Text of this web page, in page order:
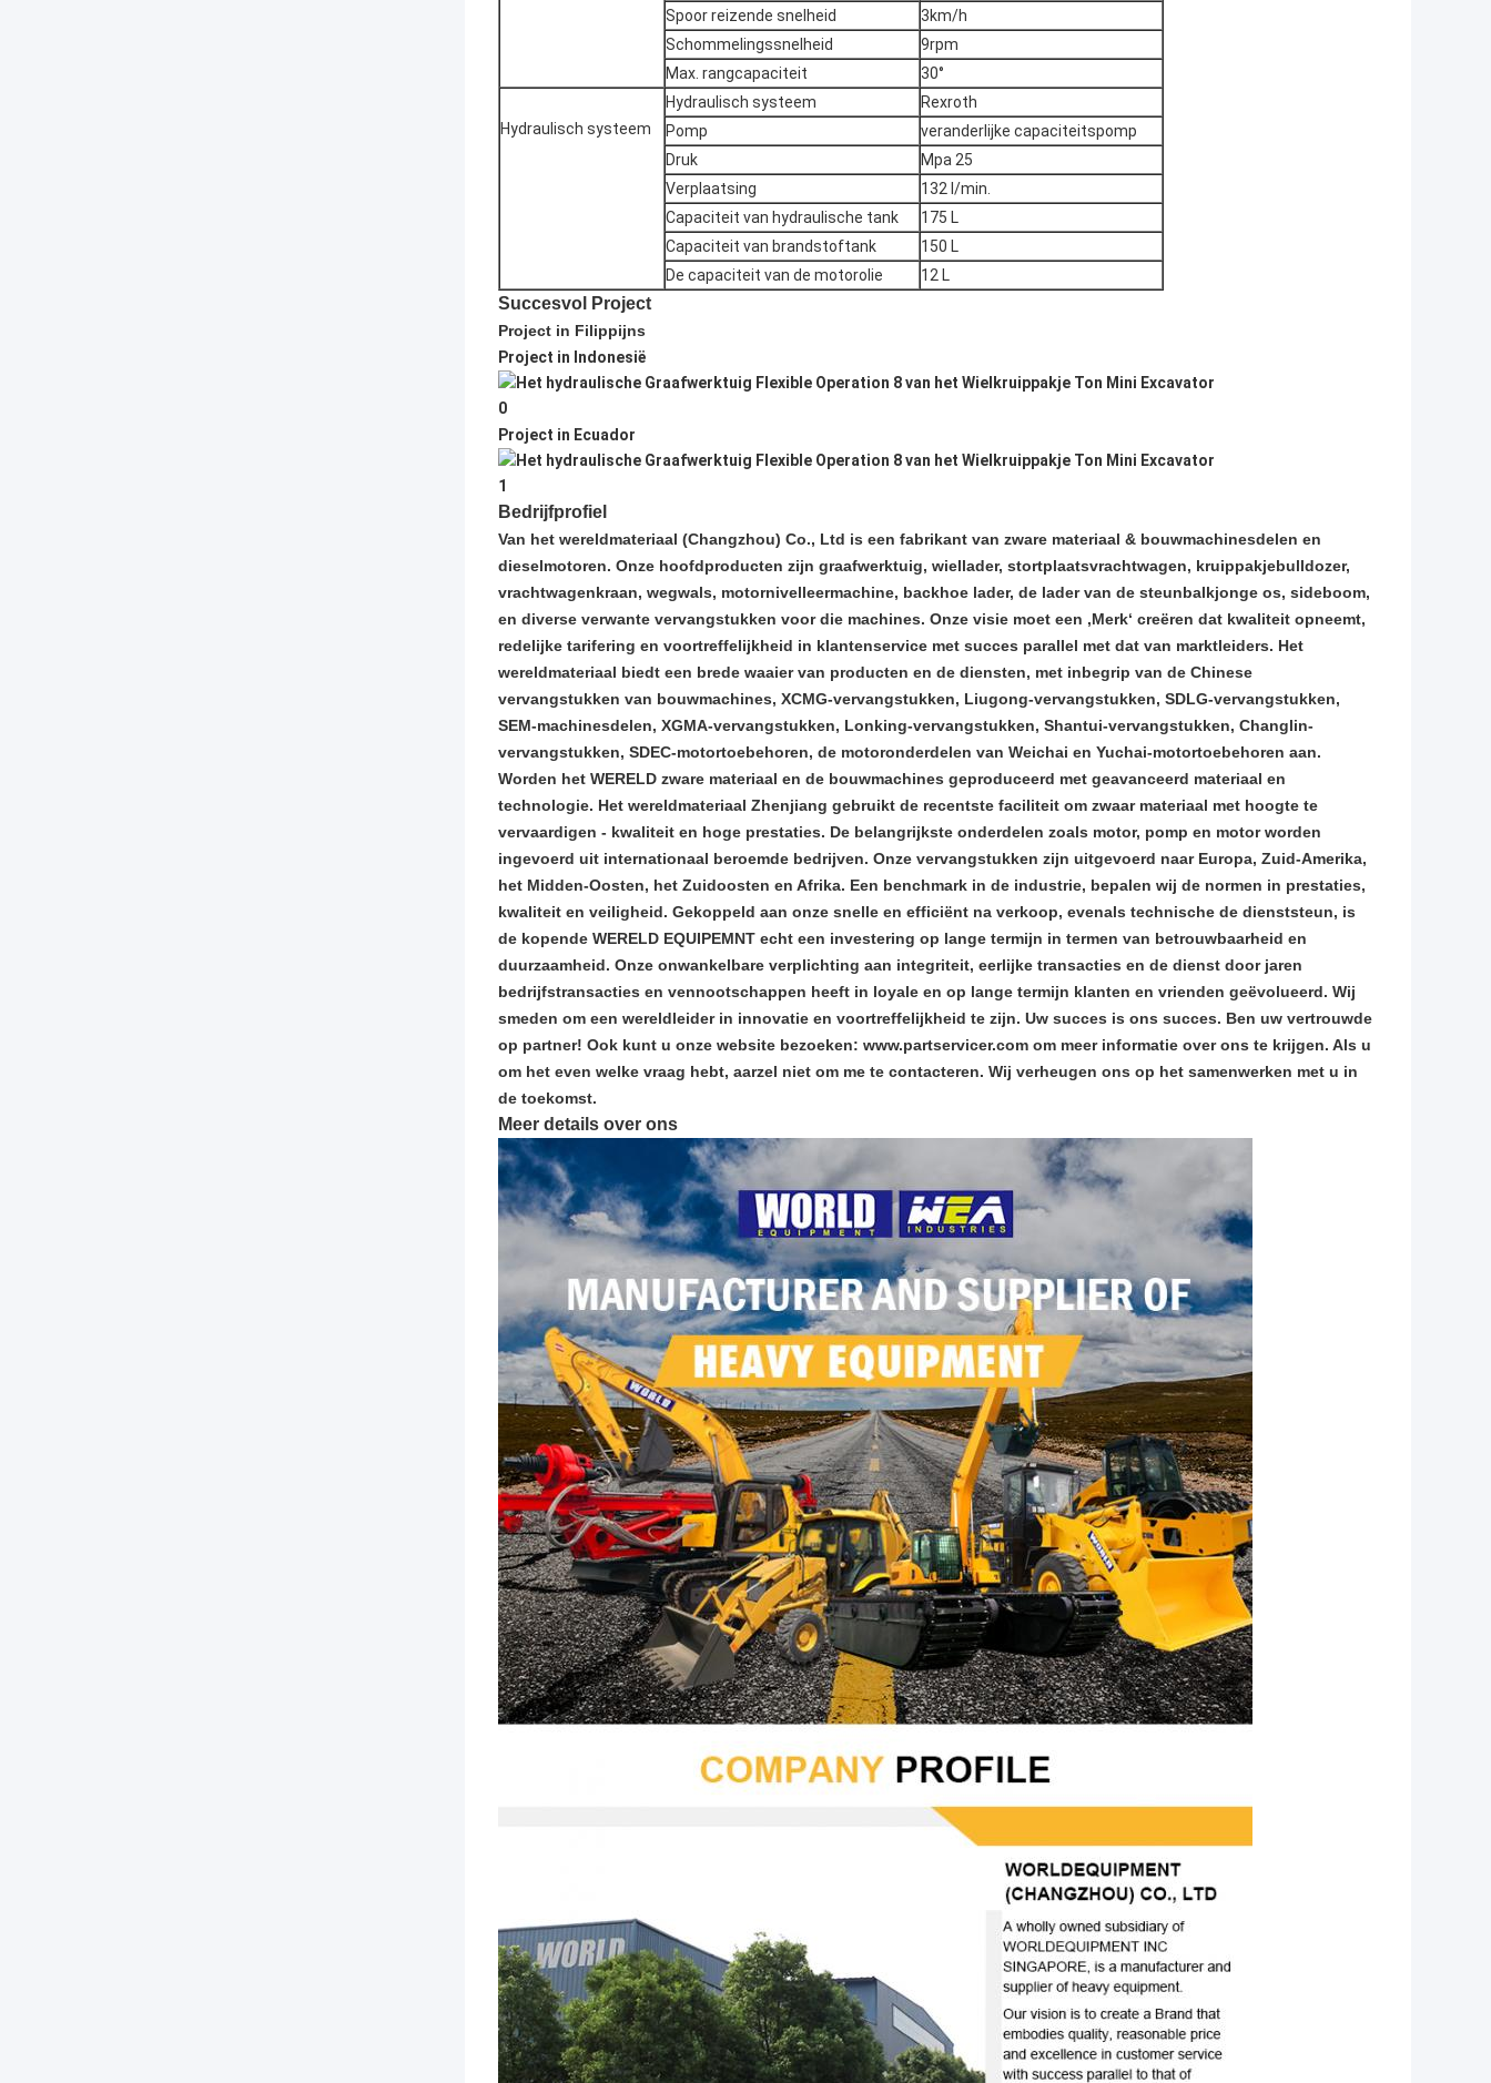
Spoor reizende snelheid
3km/h
Schommelingssnelheid
9rpm
Max. rangcapaciteit
30°
Hydraulisch systeem
Hydraulisch systeem
Rexroth
Pomp
veranderlijke capaciteitspomp
Druk
Mpa 25
Verplaatsing
132 l/min.
Capaciteit van hydraulische tank
175 L
Capaciteit van brandstoftank
150 L
De capaciteit van de motorolie
12 L
Succesvol Project
Project in Filippijns
Project in Indonesië
Project in Ecuador
Bedrijfprofiel
Van het wereldmateriaal (Changzhou) Co., Ltd is een fabrikant van zware materiaal & bouwmachinesdelen en
dieselmotoren. Onze hoofdproducten zijn graafwerktuig, wiellader, stortplaatsvrachtwagen, kruippakjebulldozer,
vrachtwagenkraan, wegwals, motornivelleermachine, backhoe lader, de lader van de steunbalkjonge os, sideboom,
en diverse verwante vervangstukken voor die machines. Onze visie moet een ‚Merk‘ creëren dat kwaliteit opneemt,
redelijke tarifering en voortreffelijkheid in klantenservice met succes parallel met dat van marktleiders. Het
wereldmateriaal biedt een brede waaier van producten en de diensten, met inbegrip van de Chinese
vervangstukken van bouwmachines, XCMG-vervangstukken, Liugong-vervangstukken, SDLG-vervangstukken,
SEM-machinesdelen, XGMA-vervangstukken, Lonking-vervangstukken, Shantui-vervangstukken, Changlin-
vervangstukken, SDEC-motortoebehoren, de motoronderdelen van Weichai en Yuchai-motortoebehoren aan.
Worden het WERELD zware materiaal en de bouwmachines geproduceerd met geavanceerd materiaal en
technologie. Het wereldmateriaal Zhenjiang gebruikt de recentste faciliteit om zwaar materiaal met hoogte te
vervaardigen - kwaliteit en hoge prestaties. De belangrijkste onderdelen zoals motor, pomp en motor worden
ingevoerd uit internationaal beroemde bedrijven. Onze vervangstukken zijn uitgevoerd naar Europa, Zuid-Amerika,
het Midden-Oosten, het Zuidoosten en Afrika. Een benchmark in de industrie, bepalen wij de normen in prestaties,
kwaliteit en veiligheid. Gekoppeld aan onze snelle en efficiënt na verkoop, evenals technische de dienststeun, is
de kopende WERELD EQUIPEMNT echt een investering op lange termijn in termen van betrouwbaarheid en
duurzaamheid. Onze onwankelbare verplichting aan integriteit, eerlijke transacties en de dienst door jaren
bedrijfstransacties en vennootschappen heeft in loyale en op lange termijn klanten en vrienden geëvolueerd. Wij
smeden om een wereldleider in innovatie en voortreffelijkheid te zijn. Uw succes is ons succes. Ben uw vertrouwde
op partner! Ook kunt u onze website bezoeken: www.partservicer.com om meer informatie over ons te krijgen. Als u
om het even welke vraag hebt, aarzel niet om me te contacteren. Wij verheugen ons op het samenwerken met u in
de toekomst.
Meer details over ons